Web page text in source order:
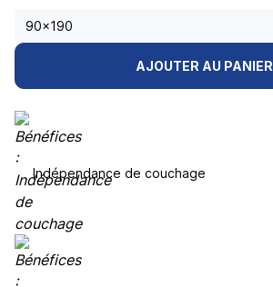
AJOUTER AU PANIER
Indépendance de couchage